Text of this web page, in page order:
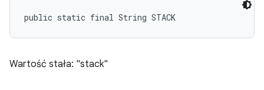
public static final String STACK
Wartość stała: "stack"